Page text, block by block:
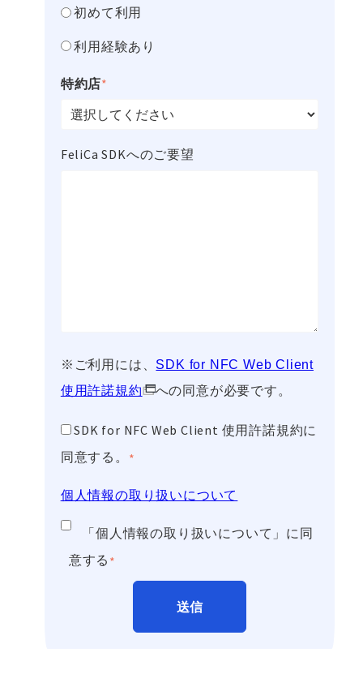
初めて利用
利用経験あり
特約店*
FeliCa SDKへのご要望
※ご利用には、 SDK for NFC Web Client
使用許諾規約
への同意が必要です。
SDK for NFC Web Client 使用許諾規約に
同意する。 *
個人情報の取り扱いについて
「個人情報の取り扱いについて」に同
意する *